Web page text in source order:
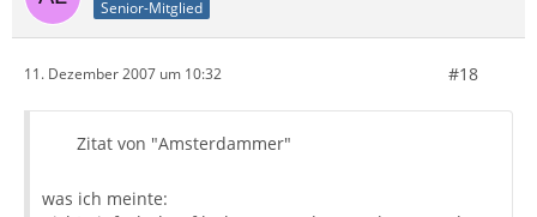
Senior-Mitglied
11. Dezember 2007 um 10:32 #18
Zitat von "Amsterdammer"
was ich meinte: